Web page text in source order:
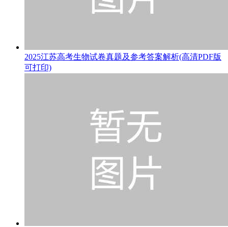
2025江苏高考生物试卷真题及参考答案解析(高清PDF版
可打印)